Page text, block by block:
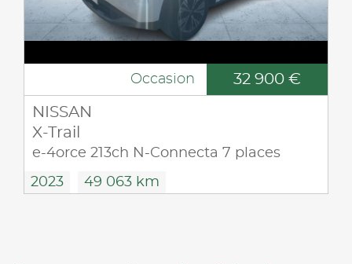
Occasion 32 900 €
NISSAN
X-Trail
e-4orce 213ch N-Connecta 7 places
2023 49 063 km